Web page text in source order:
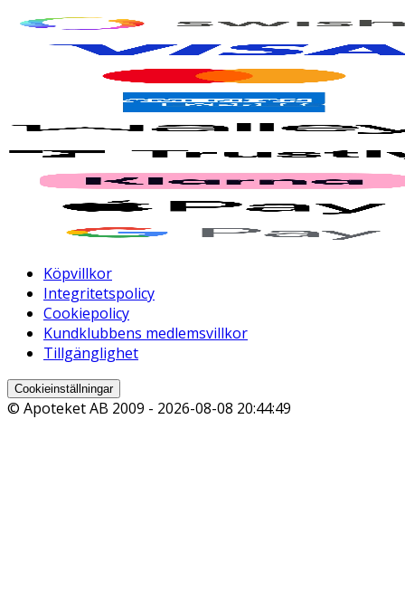
Köpvillkor
Integritetspolicy
Cookiepolicy
Kundklubbens medlemsvillkor
Tillgänglighet
Cookieinställningar
© Apoteket AB 2009 - 2026-08-08 20:44:49